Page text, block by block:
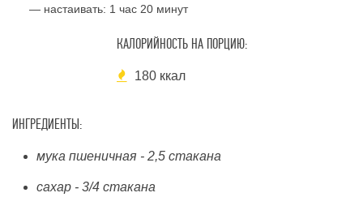
— настаивать: 1 час 20 минут
КАЛОРИЙНОСТЬ НА ПОРЦИЮ:
180 ккал
ИНГРЕДИЕНТЫ:
мука пшеничная - 2,5 стакана
сахар - 3/4 стакана